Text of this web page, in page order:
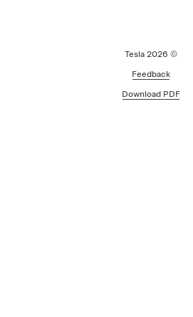
2026
Feedback
Download PDF